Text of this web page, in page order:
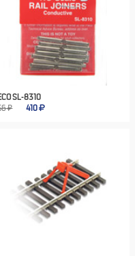
SL-8310
₽
410